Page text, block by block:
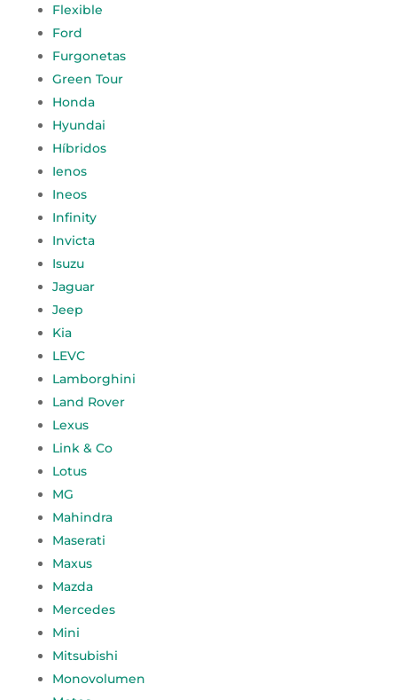
Flexible
Ford
Furgonetas
Green Tour
Honda
Hyundai
Híbridos
Ienos
Ineos
Infinity
Invicta
Isuzu
Jaguar
Jeep
Kia
LEVC
Lamborghini
Land Rover
Lexus
Link & Co
Lotus
MG
Mahindra
Maserati
Maxus
Mazda
Mercedes
Mini
Mitsubishi
Monovolumen